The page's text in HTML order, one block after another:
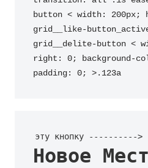
button < width: 200px;
grid__like-
grid__delite-button <
right: 0; background-
padding: 0; >.123a
эту кнопку ---------->
Новое